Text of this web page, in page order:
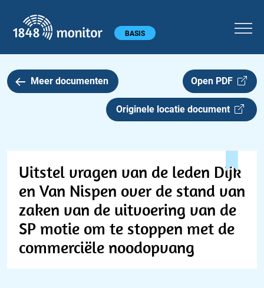
Hoofdmenu BASIS
Meer documenten Open PDF
Originele locatie document
Uitstel vragen van de leden Dijk
en Van Nispen over de stand van
zaken van de uitvoering van de
SP motie om te stoppen met de
commerciële noodopvang